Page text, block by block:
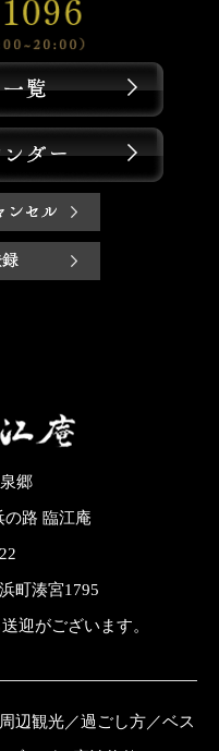
郷
路 臨江庵
町湊宮1795
迎がございます。
周辺観光／過ごし方／ベス